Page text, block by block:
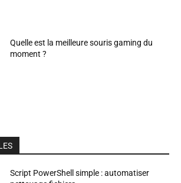
Quelle est la meilleure souris gaming du
moment ?
Script PowerShell simple : automatiser